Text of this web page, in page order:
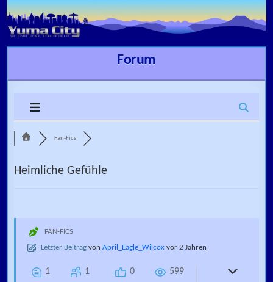
Skip to content
Forum
Fan-Fics
Heimliche Gefühle
FAN-FICS
Letzter Beitrag von April_Eagle_Wilcox vor 2 Jahren
1 1 0 599